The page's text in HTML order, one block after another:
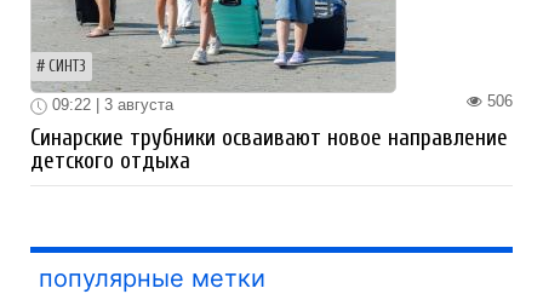
СИНТЗ
506
09:22 | 3 августа
Синарские трубники осваивают новое направление
детского отдыха
популярные метки